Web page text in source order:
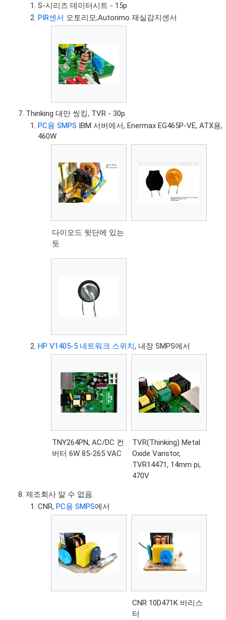
S-시리즈 데이터시트 - 15p
PIR센서 오토리모;Autorimo 재실감지센서
Thinking 대만 씽킹, TVR - 30p
PC용 SMPS IBM 서버에서, Enermax EG465P-VE, ATX용,
460W
다이오드 뒷단에 있는
듯
HP V1405-5 네트워크 스위치, 내장 SMPS에서
TNY264PN, AC/DC 컨
버터 6W 85-265 VAC
TVR(Thinking) Metal
Oxide Varistor,
TVR14471, 14mm pi,
470V
제조회사 알 수 없음.
CNR,PC용 SMPS에서
CNR 10D471K 바리스
터